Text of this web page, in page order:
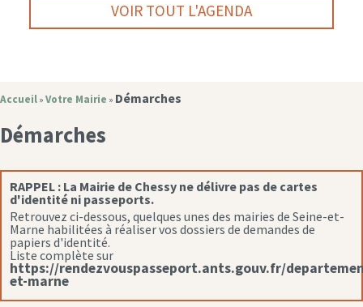
VOIR TOUT L'AGENDA
Accueil » Votre Mairie » Démarches
Démarches
RAPPEL : La Mairie de Chessy ne délivre pas de cartes
d'identité ni passeports.
Retrouvez ci-dessous, quelques unes des mairies de Seine-et-
Marne habilitées à réaliser vos dossiers de demandes de
papiers d'identité.
Liste complète sur
https://rendezvouspasseport.ants.gouv.fr/
et-marne